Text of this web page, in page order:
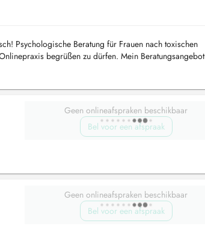
Psychologische Beratung für Frauen nach toxischen
begrüßen zu dürfen. Mein
Geen onlineafspraken beschikbaar
Bel voor een afspraak
Geen onlineafspraken beschikbaar
Bel voor een afspraak